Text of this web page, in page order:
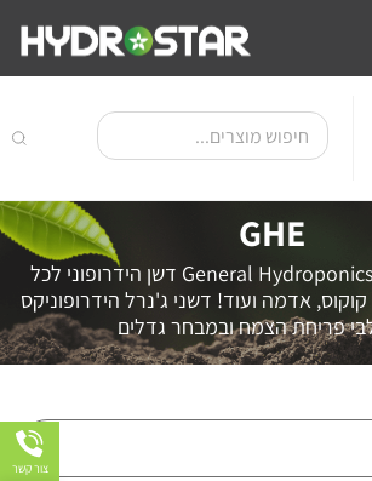
GHE
General Hydroponics דשן הידרופוני לכל
קוקוס, אדמה ועוד! דשני ג'נרל הידרופוניקס
פריחת הצמח ובמבחר גדלים
צור קשר